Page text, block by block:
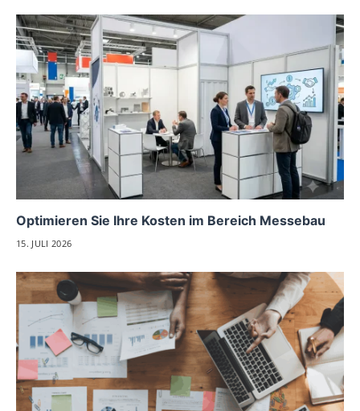
Optimieren Sie Ihre Kosten im Bereich Messebau
15. JULI 2026